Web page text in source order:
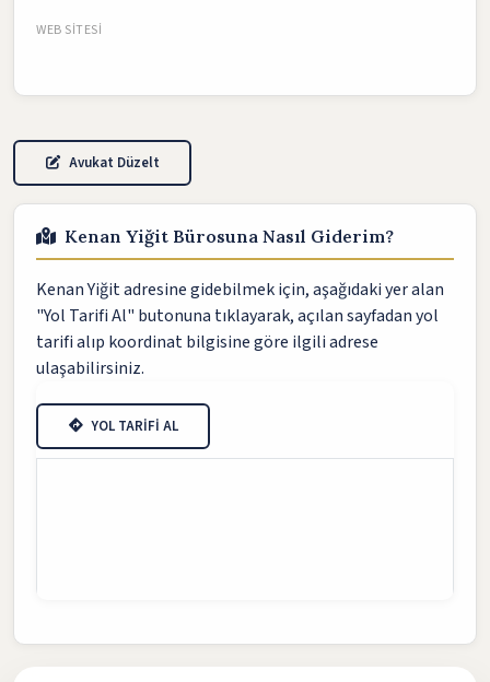
WEB SITESI
Avukat Düzelt
Kenan Yiğit Bürosuna Nasıl Giderim?
Kenan Yiğit adresine gidebilmek için, aşağıdaki yer alan
"Yol Tarifi Al" butonuna tıklayarak, açılan sayfadan yol
tarifi alıp koordinat bilgisine göre ilgili adrese
ulaşabilirsiniz.
YOL TARİFİ AL